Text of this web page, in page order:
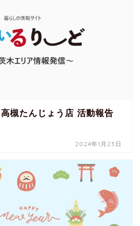
槻たんじょう店 活動報告
2024年1月23日